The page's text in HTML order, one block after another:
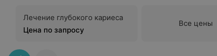
Лечение глубокого кариеса
Цена по запросу
Все цены